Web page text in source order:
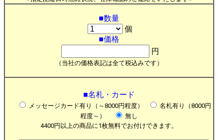
■数量
個
■価格
円
（当社の価格表記は全て税込みです）
■名札・カード
メッセージカード有り（～8000円程度）
名札有り（8000円
程度～）
無し
4400円以上の商品に1枚無料でお付けできます。